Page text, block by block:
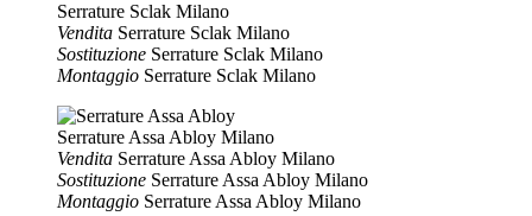
Serrature Sclak Milano
Vendita Serrature Sclak Milano
Sostituzione Serrature Sclak Milano
Montaggio Serrature Sclak Milano
Serrature Assa Abloy Milano
Vendita Serrature Assa Abloy Milano
Sostituzione Serrature Assa Abloy Milano
Montaggio Serrature Assa Abloy Milano